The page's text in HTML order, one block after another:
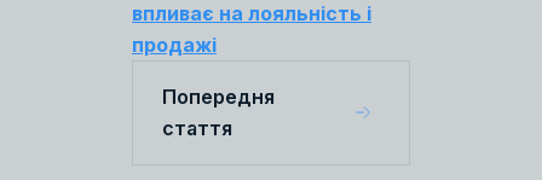
впливає на лояльність і
продажі
Попередня
стаття